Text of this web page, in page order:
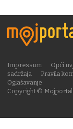
Copyright © Mojportal
Impressum Opći
sadržaja
Pravila
Oglašavanje